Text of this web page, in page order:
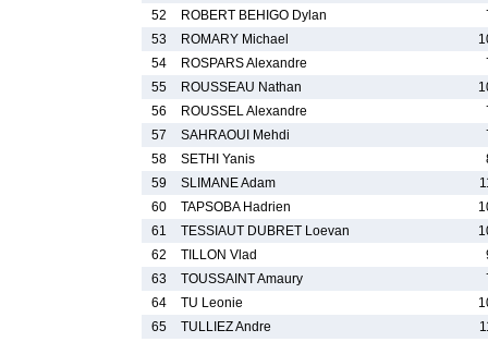
52
ROBERT BEHIGO Dylan
53
ROMARY Michael
54
ROSPARS Alexandre
55
ROUSSEAU Nathan
56
ROUSSEL Alexandre
57
SAHRAOUI Mehdi
58
SETHI Yanis
59
SLIMANE Adam
60
TAPSOBA Hadrien
61
TESSIAUT DUBRET Loevan
62
TILLON Vlad
63
TOUSSAINT Amaury
64
TU Leonie
65
TULLIEZ Andre